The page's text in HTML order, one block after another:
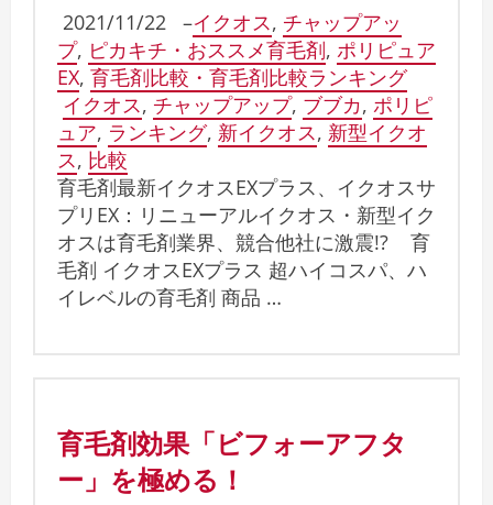
2021/11/22 –イクオス, チャップアッ
プ, ピカキチ・おススメ育毛剤, ポリピュア
EX, 育毛剤比較・育毛剤比較ランキング
イクオス, チャップアップ, ブブカ, ポリピ
ュア, ランキング, 新イクオス, 新型イクオ
ス, 比較
育毛剤最新イクオスEXプラス、イクオスサ
プリEX：リニューアルイクオス・新型イク
オスは育毛剤業界、競合他社に激震!? 育
毛剤 イクオスEXプラス 超ハイコスパ、ハ
イレベルの育毛剤 商品 …
育毛剤効果「ビフォーアフタ
ー」を極める！